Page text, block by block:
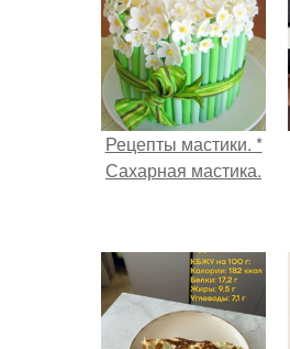
Рецепты мастики. *
Сахарная мастика.